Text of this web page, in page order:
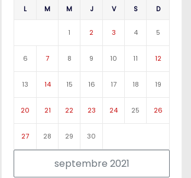
septembre 2021
L M M J V S D
1 2 3 4 5
6 7 8 9 10 11 12
13 14 15 16 17 18 19
20 21 22 23 24 25 26
27 28 29 30